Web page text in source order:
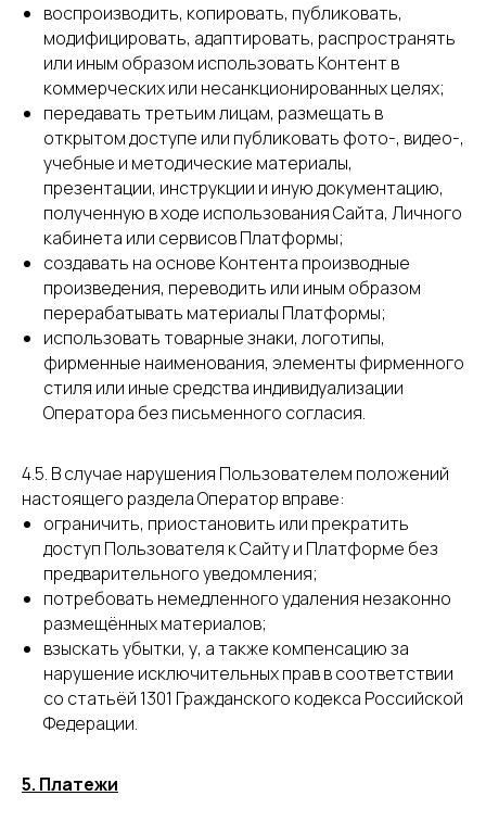
воспроизводить, копировать, публиковать,
модифицировать, адаптировать, распространять
или иным образом использовать Контент в
коммерческих или несанкционированных целях;
передавать третьим лицам, размещать в
открытом доступе или публиковать фото-, видео-,
учебные и методические материалы,
презентации, инструкции и иную документацию,
полученную в ходе использования Сайта, Личного
кабинета или сервисов Платформы;
создавать на основе Контента производные
произведения, переводить или иным образом
перерабатывать материалы Платформы;
использовать товарные знаки, логотипы,
фирменные наименования, элементы фирменного
стиля или иные средства индивидуализации
Оператора без письменного согласия.
4.5. В случае нарушения Пользователем положений
настоящего раздела Оператор вправе:
ограничить, приостановить или прекратить
доступ Пользователя к Сайту и Платформе без
предварительного уведомления;
потребовать немедленного удаления незаконно
размещённых материалов;
взыскать убытки, у, а также компенсацию за
нарушение исключительных прав в соответствии
со статьёй 1301 Гражданского кодекса Российской
Федерации.
5. Платежи